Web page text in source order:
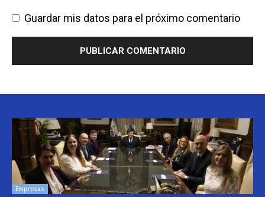
Guardar mis datos para el próximo comentario
Empresas